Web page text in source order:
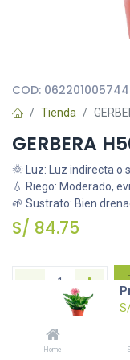
Home
COD: 062201005744
Tienda
GERBERA
🌞 Luz: Luz indirecta o
💧 Riego: Moderado,
🌱 Sustrato: Bien
S/ 84.75
Agregar a la lista